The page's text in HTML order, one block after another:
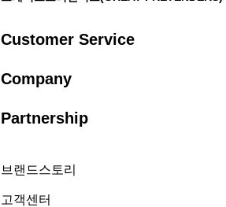
Customer Service
Company
Partnership
브랜드스토리
고객센터